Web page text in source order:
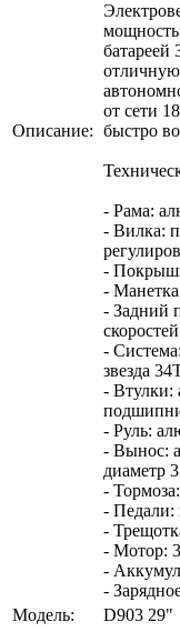
Описание:
от сети
быстро
- Рама:
- Вилка:
-
-
- Задний
скоростей
-
звезда
-
- Руль:
- Вынос:
диаметр
-
- Педали:
-
- Мотор:
-
-
Модель:
D903 29"